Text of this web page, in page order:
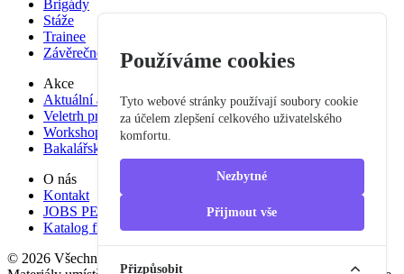
Brigády
Stáže
Trainee
Závěrečné práce
Akce
Aktuální akce
Veletrh pracovních příležitostí
Workshop studium pro praxi
Bakalářská praxe
O nás
Kontakt
JOBS PEF
Katalog firem
© 2026 Všechna práva vyhrazena
Používáme cookies
Tyto webové stránky používají soubory cookie
za účelem zlepšení celkového uživatelského
komfortu.
Nezbytné
Přijmout vše
Přizpůsobit